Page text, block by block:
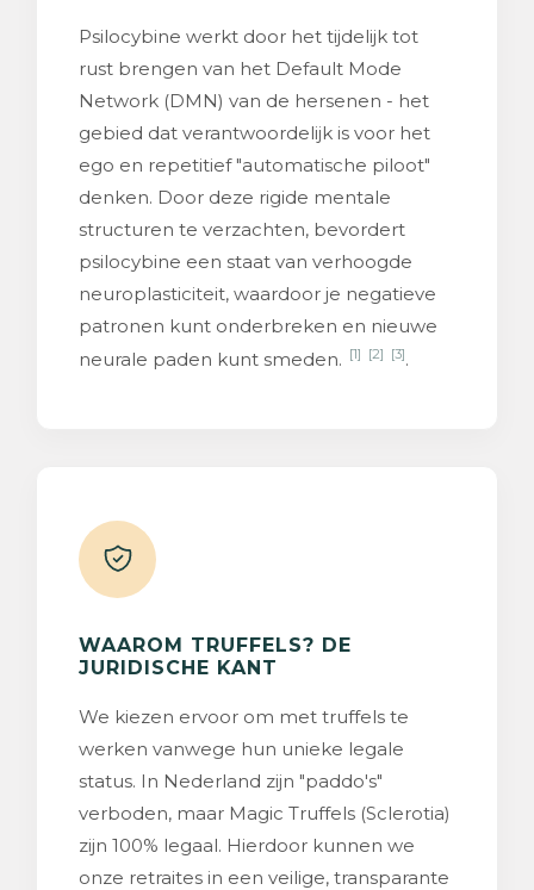
Psilocybine werkt door het tijdelijk tot
rust brengen van het Default Mode
Network (DMN) van de hersenen - het
gebied dat verantwoordelijk is voor het
ego en repetitief "automatische piloot"
denken. Door deze rigide mentale
structuren te verzachten, bevordert
psilocybine een staat van verhoogde
neuroplasticiteit, waardoor je negatieve
patronen kunt onderbreken en nieuwe
neurale paden kunt smeden. [1] [2] [3].
WAAROM TRUFFELS? DE
JURIDISCHE KANT
We kiezen ervoor om met truffels te
werken vanwege hun unieke legale
status. In Nederland zijn "paddo's"
verboden, maar Magic Truffels (Sclerotia)
zijn 100% legaal. Hierdoor kunnen we
onze retraites in een veilige, transparante